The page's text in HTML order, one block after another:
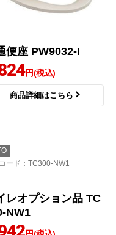
便座 PW9032-I
円(税込)
商品詳細はこちら
ード ：TC300-NW1